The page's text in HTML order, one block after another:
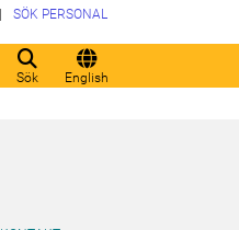
Sök English
SÖK PERSONAL